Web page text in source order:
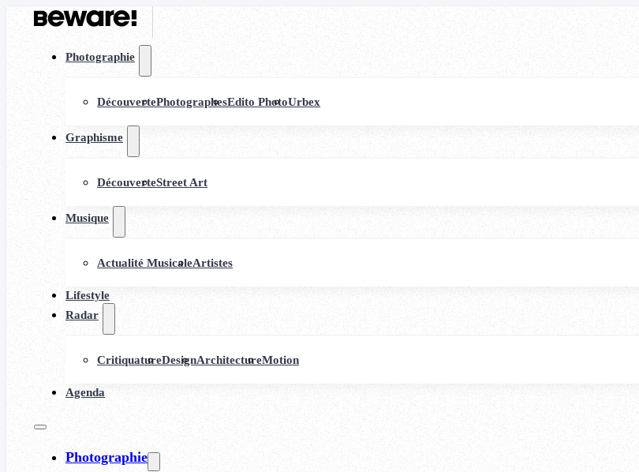
Photographie
DécouvertePhotographesEdito PhotoUrbex
Graphisme
DécouverteStreet Art
Musique
Actualité MusicaleArtistes
Lifestyle
Radar
CritiquatureDesignArchitectureMotion
Agenda
Photographie